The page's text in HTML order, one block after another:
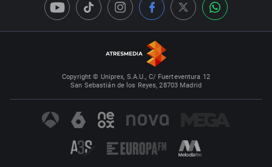
Copyright © Uniprex, S.A.U., C/ Fuerteventura 12
San Sebastián de los Reyes, 28703 Madrid